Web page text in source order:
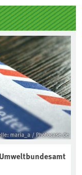
maria_a / Photocase.de